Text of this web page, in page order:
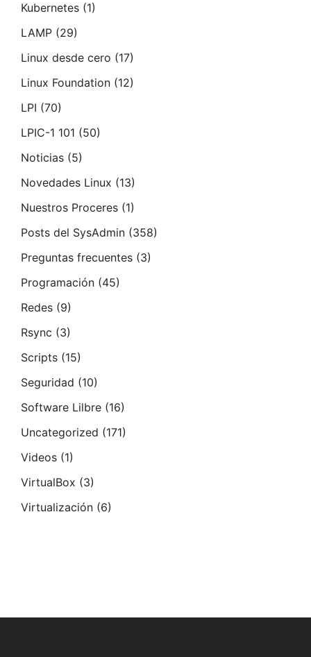
Kubernetes (1)
LAMP (29)
Linux desde cero (17)
Linux Foundation (12)
LPI (70)
LPIC-1 101 (50)
Noticias (5)
Novedades Linux (13)
Nuestros Proceres (1)
Posts del SysAdmin (358)
Preguntas frecuentes (3)
Programación (45)
Redes (9)
Rsync (3)
Scripts (15)
Seguridad (10)
Software Lilbre (16)
Uncategorized (171)
Videos (1)
VirtualBox (3)
Virtualización (6)